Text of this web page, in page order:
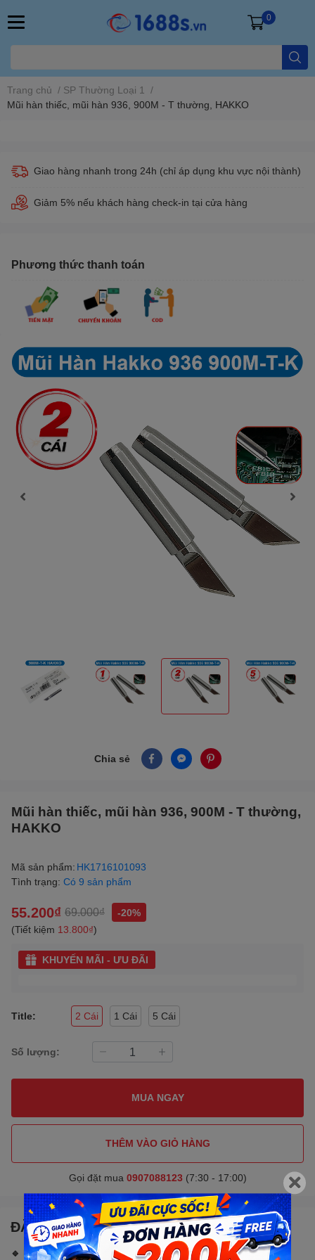
0
Trang chủ / SP Thường Loại 1
/
Mũi hàn thiếc, mũi hàn 936, 900M - T thường, HAKKO
Giao hàng nhanh trong 24h (chỉ áp dụng khu vực nội thành)
Giảm 5% nếu khách hàng check-in tại cửa hàng
Phương thức thanh toán
Chia sẻ
Mũi hàn thiếc, mũi hàn 936, 900M - T thường,
HAKKO
Mã sản phẩm: HK1716101093
Tình trạng: Có 9 sản phẩm
55.200₫ 69.000₫
-20%
(Tiết kiệm 13.800₫)
KHUYẾN MÃI - ƯU ĐÃI
Title: 2 Cái 1 Cái 5 Cái
Số lượng:
MUA NGAY
THÊM VÀO GIỎ HÀNG
Gọi đặt mua 0907088123 (7:30 - 17:00)
ĐẶC ĐIỂM NỔI BẬT
🔹 MÔ TẢ SẢN PHẨM: